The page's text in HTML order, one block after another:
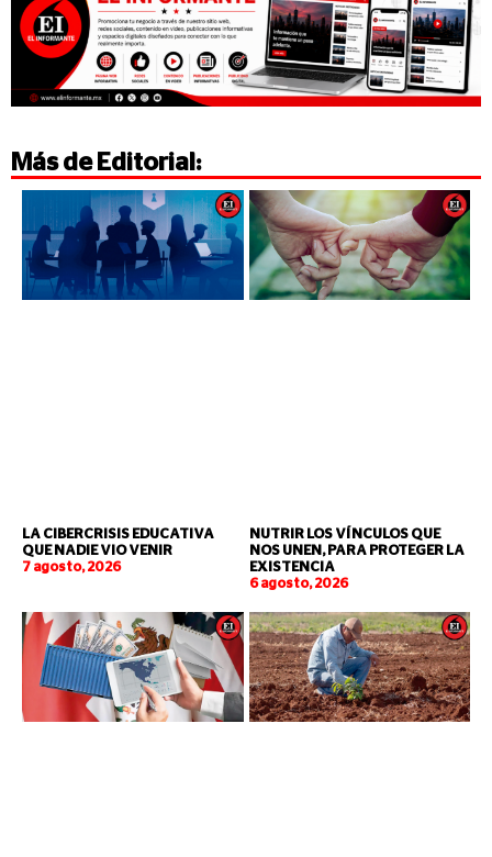
Más de Editorial :
LA CIBERCRISIS EDUCATIVA
QUE NADIE VIO VENIR
7 agosto, 2026
NUTRIR LOS VÍNCULOS QUE
NOS UNEN, PARA PROTEGER LA
EXISTENCIA
6 agosto, 2026